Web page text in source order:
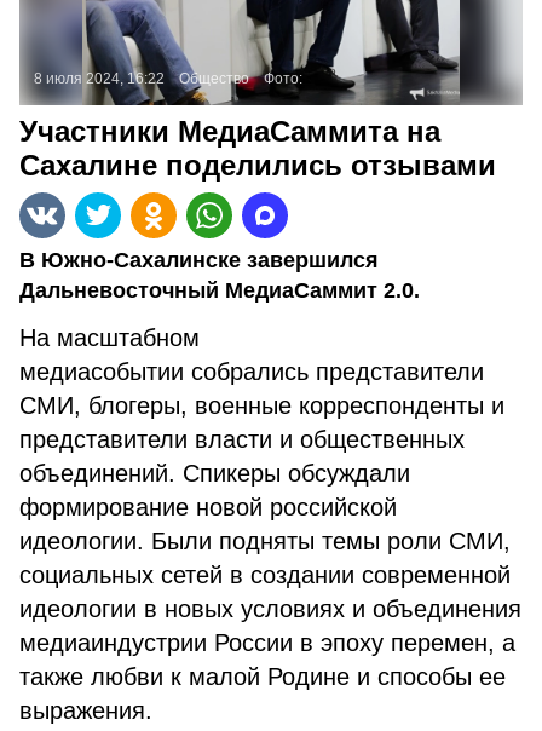
8 июля 2024, 16:22 Общество Фото:
Участники МедиаСаммита на
Сахалине поделились отзывами
В Южно-Сахалинске завершился
Дальневосточный МедиаСаммит 2.0.
На масштабном
медиасобытии собрались представители
СМИ, блогеры, военные корреспонденты и
представители власти и общественных
объединений. Спикеры обсуждали
формирование новой российской
идеологии. Были подняты темы роли СМИ,
социальных сетей в создании современной
идеологии в новых условиях и объединения
медиаиндустрии России в эпоху перемен, а
также любви к малой Родине и способы ее
выражения.